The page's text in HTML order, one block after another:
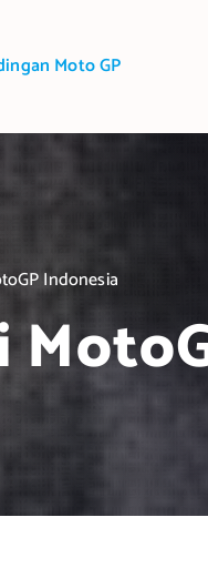
Moto GP
Indonesia